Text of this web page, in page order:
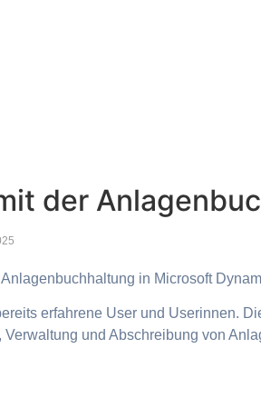
der
in Microsoft
erfahrene User und Userinnen.
und Abschreibung von